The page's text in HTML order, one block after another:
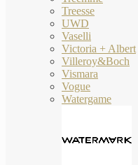
Treesse
UWD
Vaselli
Victoria + Albert
Villeroy&Boch
Vismara
Vogue
Watergame